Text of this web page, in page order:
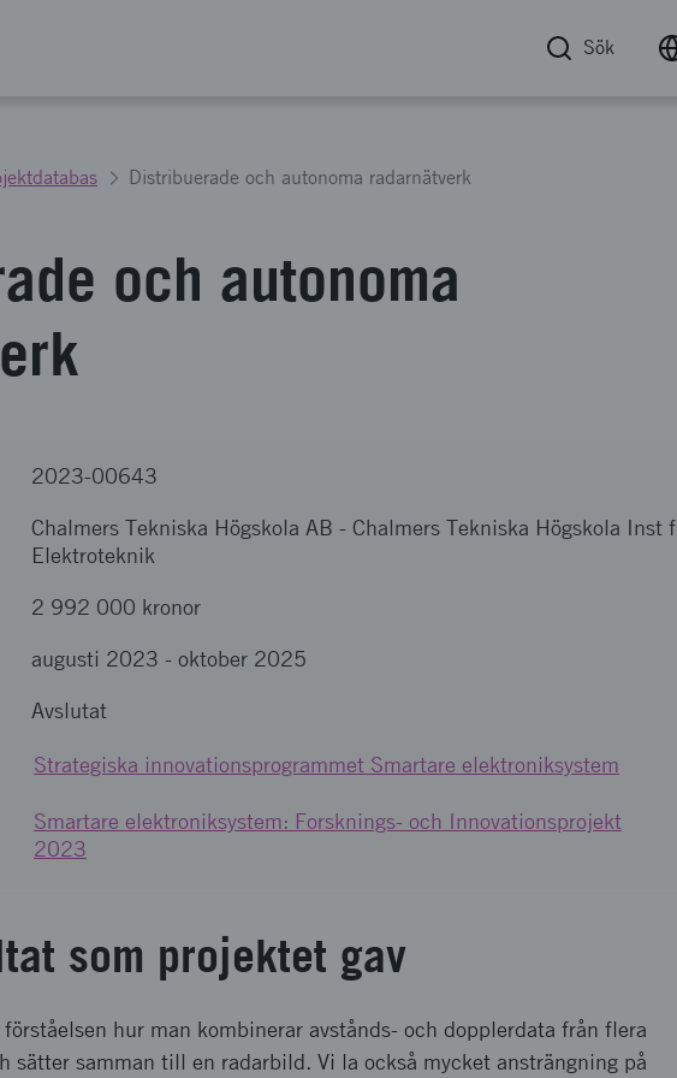
Sök
Distribuerade och autonoma radarnätverk
och autonoma
2023-00643
Chalmers Tekniska Högskola AB - Chalmers Tekniska Högskola Inst f
Elektroteknik
2 992 000 kronor
augusti 2023 - oktober 2025
Avslutat
Strategiska innovationsprogrammet Smartare elektroniksystem
Smartare elektroniksystem: Forsknings- och Innovationsprojekt
2023
som projektet gav
hur man kombinerar avstånds- och dopplerdata från flera
sätter samman till en radarbild. Vi la också mycket ansträngning på